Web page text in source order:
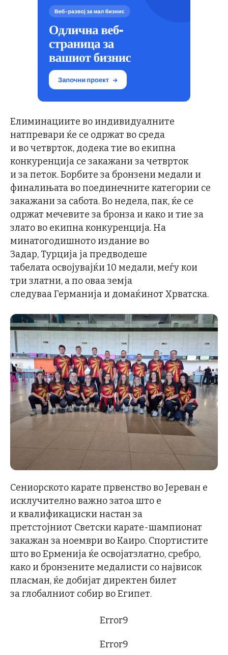
Елиминациите во индивидуалните
натпревари ќе се одржат во среда
и во четврток, додека тие во екипна
конкуренција се закажани за четврток
и за петок. Борбите за бронзени медали и
финалињата во поединечните категории се
закажани за сабота. Во недела, пак, ќе се
одржат мечевите за бронза и како и тие за
злато во екипна конкуренција. На
минатогодишното издание во
Задар, Турција ја предводеше
табелата освојувајќи 10 медали, меѓу кои
три златни, а по оваа земја
следуваа Германија и домаќинот Хрватска.
Сениорското карате првенство во Јереван е
исклучително важно затоа што е
и квалификациски настан за
претстојниот Светски карате-шампионат
закажан за ноември во Каиро. Спортистите
што во Ерменија ќе освојатзлатно, сребро,
како и бронзените медалисти со највисок
пласман, ќе добијат директен билет
за глобалниот собир во Египет.
Error9
Error9